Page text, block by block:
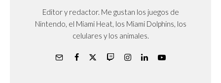
Editor y redactor. Me gustan los juegos de
Nintendo, el Miami Heat, los Miami Dolphins, los
celulares y los animales.